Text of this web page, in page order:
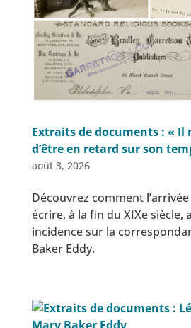
Extraits de documents : « Il
d’être en retard sur son
août 3, 2026
Découvrez comment
écrire, à la fin du XIXe siècle,
incidence sur la
Baker Eddy.